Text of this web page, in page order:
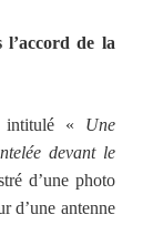
l’accord de la
« Une
devant le
d’une photo
d’une antenne